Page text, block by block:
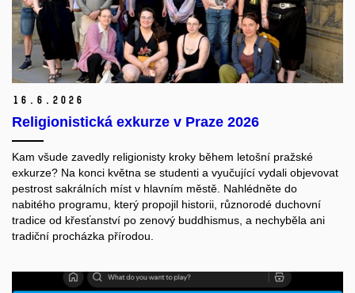
16. 6. 2026
Religionistická exkurze v Praze 2026
Kam všude zavedly religionisty kroky během letošní pražské
exkurze? Na konci května se studenti a vyučující vydali objevovat
pestrost sakrálních míst v hlavním městě. Nahlédněte do
nabitého programu, který propojil historii, různorodé duchovní
tradice od křesťanství po zenový buddhismus, a nechyběla ani
tradiční procházka přírodou.